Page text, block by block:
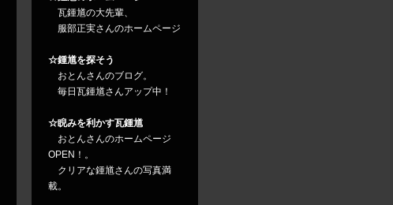
瓦鍾馗の大先輩、
服部正実さんのホームページ
☆鍾馗を探そう
おとんさんのブログ。
毎日瓦鍾馗さんアップ中！
☆睨みを利かす瓦鍾馗
おとんさんのホームページ
OPEN！。
クリアな鍾馗さんの写真満
載。